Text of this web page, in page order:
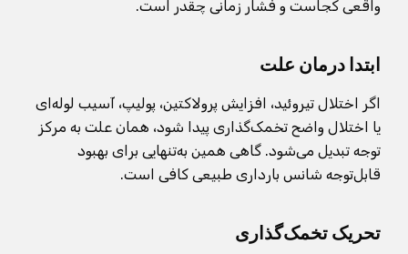
واقعی کجاست و فشار زمانی چقدر است.
ابتدا درمان علت
اگر اختلال تیروئید، افزایش پرولاکتین، پولیپ، آسیب لوله‌ای
یا اختلال واضح تخمک‌گذاری پیدا شود، همان علت به مرکز
توجه تبدیل می‌شود. گاهی همین به‌تنهایی برای بهبود
قابل‌توجه شانس بارداری طبیعی کافی است.
تحریک تخمک‌گذاری